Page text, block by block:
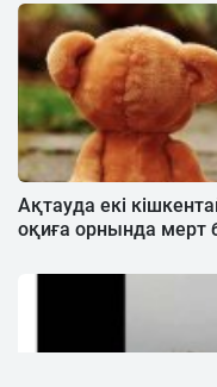
Ақтауда екі
оқиға орнында мерт